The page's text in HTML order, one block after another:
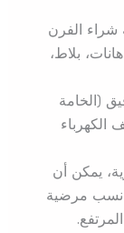
الفرن
بلاط،
(الخامة
الكهرباء
يمكن أن
نسب مرضية